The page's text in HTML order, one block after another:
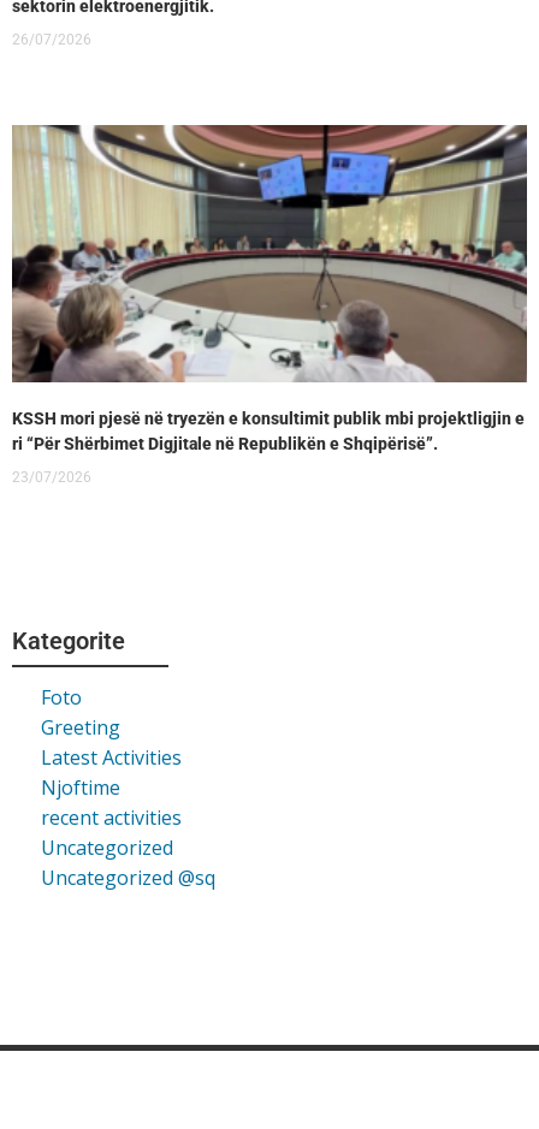
sektorin elektroenergjitik.
26/07/2026
KSSH mori pjesë në tryezën e konsultimit publik mbi projektligjin e
ri “Për Shërbimet Digjitale në Republikën e Shqipërisë”.
23/07/2026
Kategorite
Foto
Greeting
Latest Activities
Njoftime
recent activities
Uncategorized
Uncategorized @sq